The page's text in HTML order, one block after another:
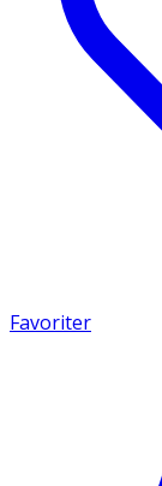
Favoriter